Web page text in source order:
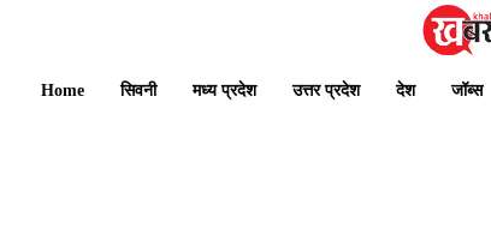
Home सिवनी मध्य प्रदेश उत्तर प्रदेश देश जॉब्स